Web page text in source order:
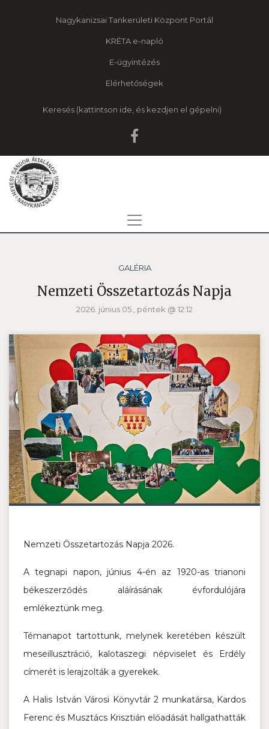
Nagykanizsai Tankerületi Központ Portál
KRÉTA e-napló
E-ügyintézés
Elérhetőségek
Keresés
GALÉRIA
Nemzeti Összetartozás Napja
2026. június 05., péntek @ 12:12
Nemzeti Összetartozás Napja 2026.
A tegnapi napon, június 4-én az 1920-as trianoni
békeszerződés aláírásának évfordulójára
emlékeztünk meg.
Témanapot tartottunk, melynek keretében készült
meseillusztráció, kalotaszegi népviselet és Erdély
címerét is lerajzolták a gyerekek.
A Halis István Városi Könyvtár 2 munkatársa, Kardos
Ferenc és Musztács Krisztián előadását hallgathatták